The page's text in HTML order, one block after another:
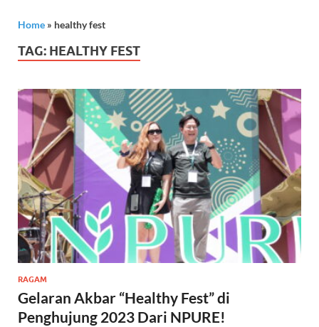
Home » healthy fest
TAG: HEALTHY FEST
RAGAM
Gelaran Akbar “Healthy Fest” di
Penghujung 2023 Dari NPURE!